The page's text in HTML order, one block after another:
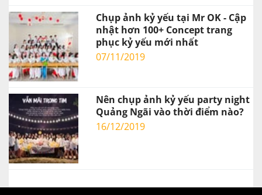
Chụp ảnh kỷ yếu tại Mr OK - Cập
nhật hơn 100+ Concept trang
phục kỷ yếu mới nhất
07/11/2019
Nên chụp ảnh kỷ yếu party night
Quảng Ngãi vào thời điểm nào?
16/12/2019